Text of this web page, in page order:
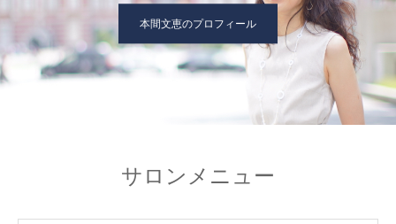
本間文恵のプロフィール
サロンメニュー